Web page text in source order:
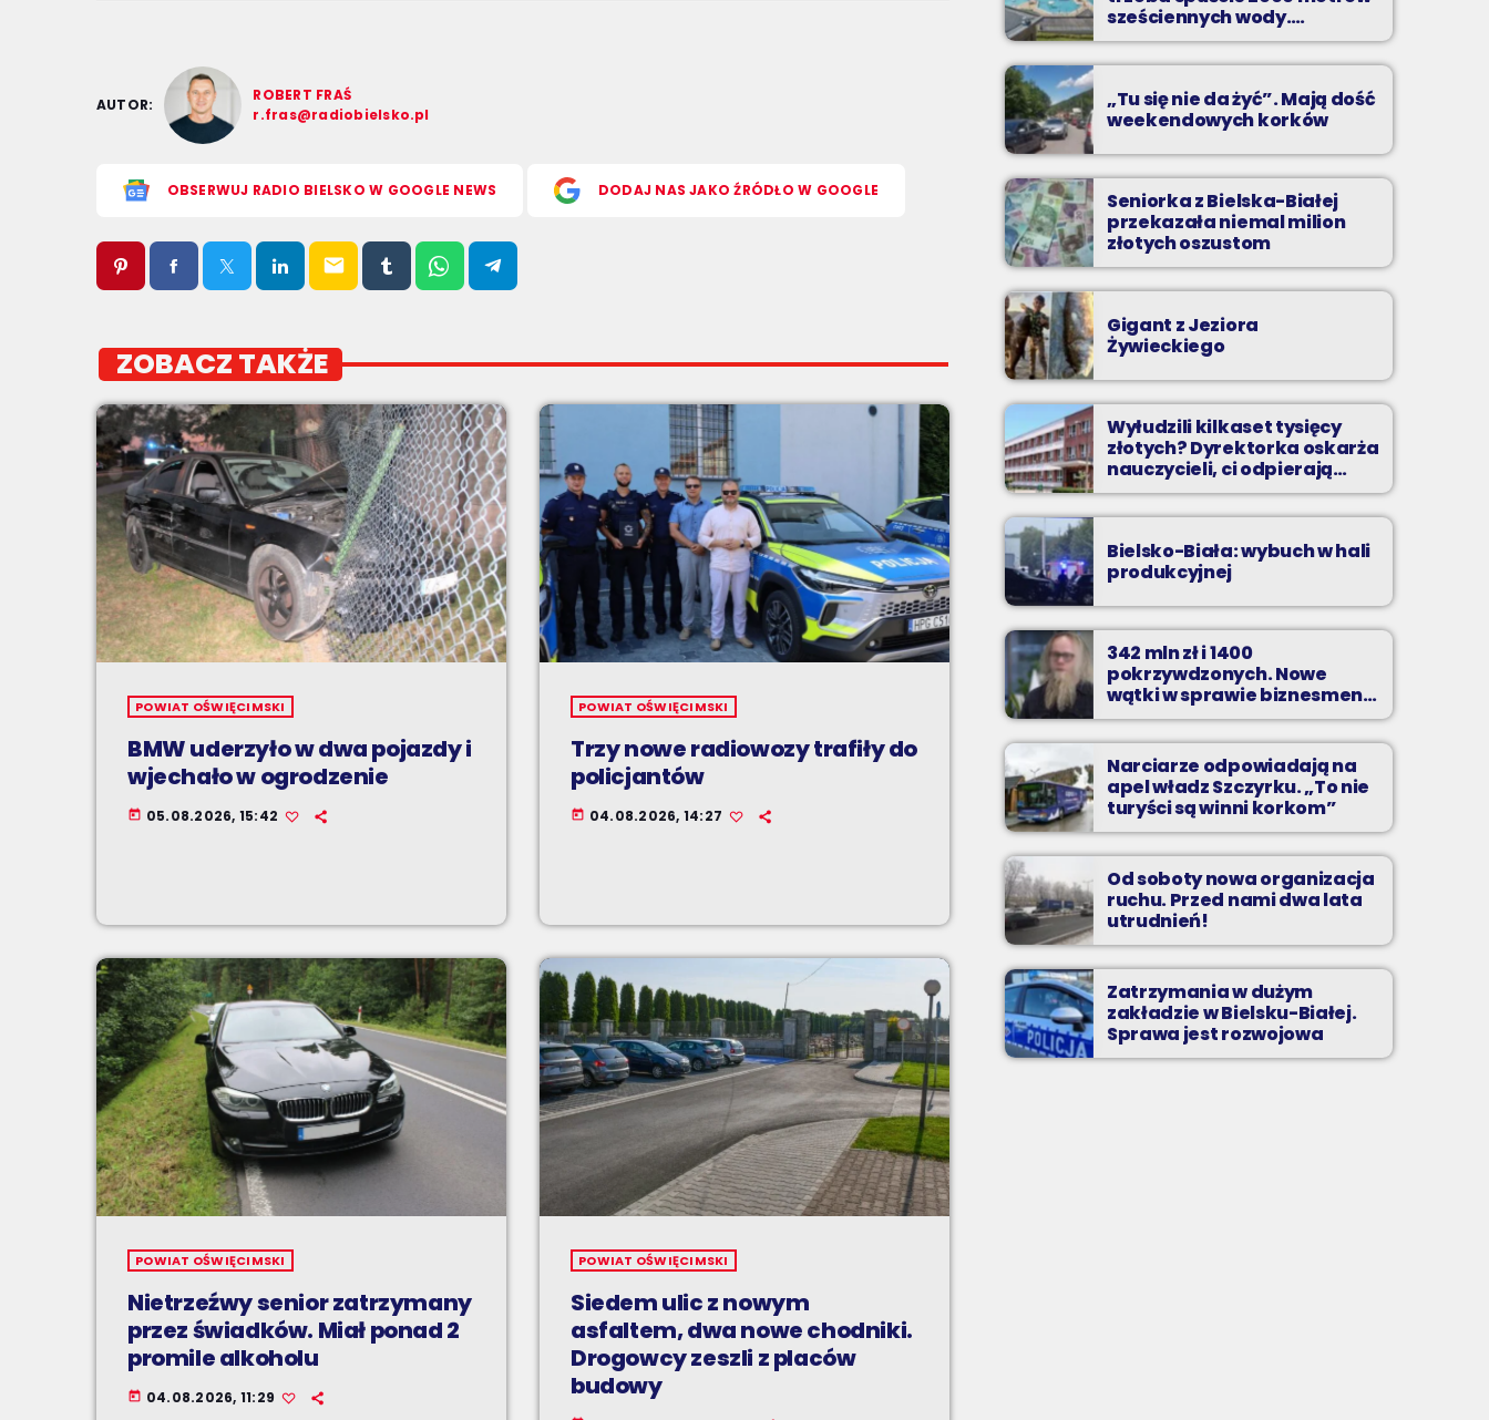
AUTOR:
ROBERT FRAŚ
r.fras@radiobielsko.pl
OBSERWUJ RADIO BIELSKO W GOOGLE NEWS DODAJ NAS JAKO ŹRÓDŁO W GOOGLE
email
ZOBACZ TAKŻE
POWIAT OŚWIĘCIMSKI
BMW uderzyło w dwa pojazdy i
wjechało w ogrodzenie
today 05.08.2026, 15:42
POWIAT OŚWIĘCIMSKI
Trzy nowe radiowozy trafiły do
policjantów
today 04.08.2026, 14:27
POWIAT OŚWIĘCIMSKI
Nietrzeźwy senior zatrzymany
przez świadków. Miał ponad 2
promile alkoholu
today 04.08.2026, 11:29
POWIAT OŚWIĘCIMSKI
Siedem ulic z nowym
asfaltem, dwa nowe chodniki.
Drogowcy zeszli z placów
budowy
do 10.
sześciennych wody.
„Ogromne koszty i ogromna
praca”
„Tu się nie da żyć”. Mają dość
weekendowych korków
Seniorka z Bielska-Białej
przekazała niemal milion
złotych oszustom
Gigant z Jeziora
Żywieckiego
Wyłudzili kilkaset tysięcy
złotych? Dyrektorka oskarża
nauczycieli, ci odpierają
zarzuty
Bielsko-Biała: wybuch w hali
produkcyjnej
342 mln zł i 1400
pokrzywdzonych. Nowe
wątki w sprawie biznesmena
z Bielska-Białej
Narciarze odpowiadają na
apel władz Szczyrku. „To nie
turyści są winni korkom”
Od soboty nowa organizacja
ruchu. Przed nami dwa lata
utrudnień!
Zatrzymania w dużym
zakładzie w Bielsku-Białej.
Sprawa jest rozwojowa